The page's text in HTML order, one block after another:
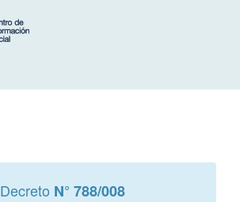
Decreto N° 788/008